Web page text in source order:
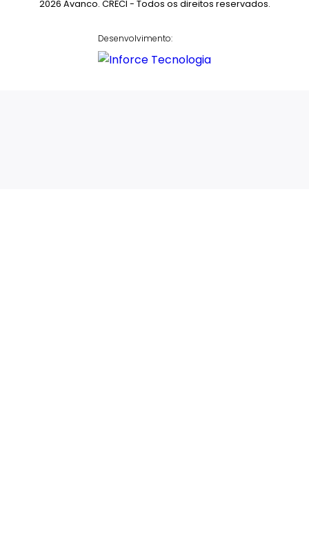
2026 Avanco. CRECI - Todos os direitos reservados.
Desenvolvimento: